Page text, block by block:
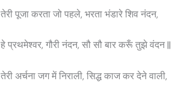
तेरी पूजा करता जो पहले, भरता भंडारे शिव नंदन,
हे प्रथमेश्वर, गौरी नंदन, सौ सौ बार करूँ तुझे वंदन ||
तेरी अर्चना जग में निराली, सिद्ध काज कर देने वाली,